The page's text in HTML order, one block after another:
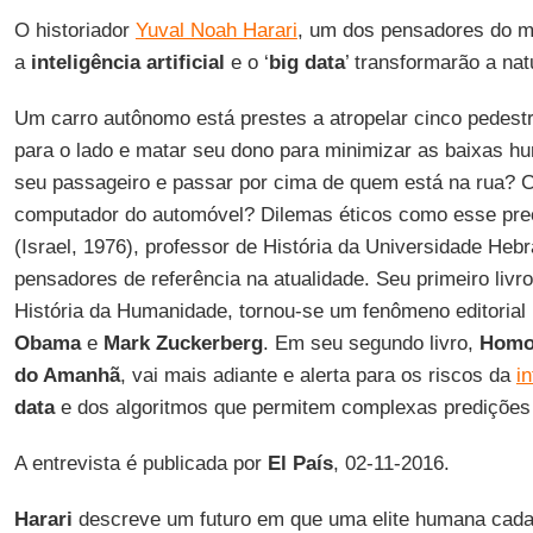
O historiador Yuval Noah Harari, um dos pensadores do
a inteligência artificial e o ‘big data’ transformarão a
Um carro autônomo está prestes a atropelar cinco
para o lado e matar seu dono para minimizar as baixas
seu passageiro e passar por cima de quem está na rua?
computador do automóvel? Dilemas éticos como esse
(Israel, 1976), professor de História da Universidade
pensadores de referência na atualidade. Seu primeiro
História da Humanidade, tornou-se um fenômeno
Obamae Mark Zuckerberg. Em seu segundo livro,
do Amanhã, vai mais adiante e alerta para os riscos da
datae dos algoritmos que permitem complexas
A entrevista é publicada porEl País, 02-11-2016.
Harari descreve um futuro em que uma elite humana